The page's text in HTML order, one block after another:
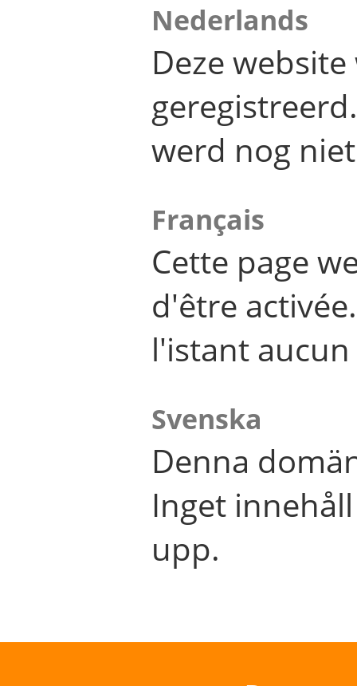
Nederlands
Deze
werd nog
Français
Cette page
d'être
l'istant
Svenska
Denna
Inget
upp.